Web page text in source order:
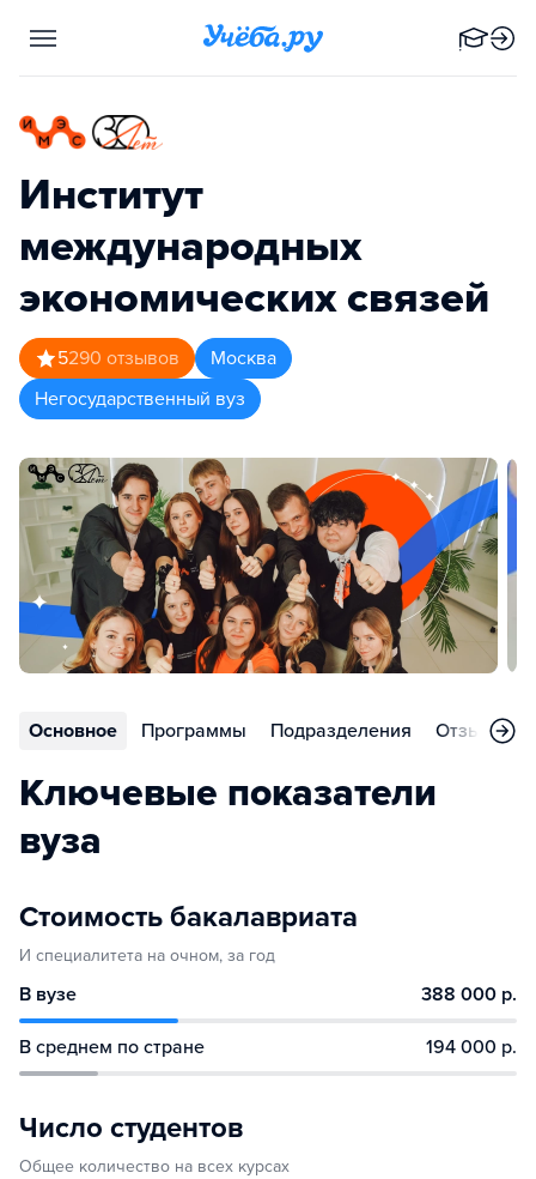
Институт
международных
экономических связей
5290 отзывов
Москва
Негосударственный вуз
Основное Программы Подразделения Отзывы
Ключевые показатели
вуза
Стоимость бакалавриата
И специалитета на очном, за год
В вузе 388 000 р.
В среднем по стране 194 000 р.
Число студентов
Общее количество на всех курсах